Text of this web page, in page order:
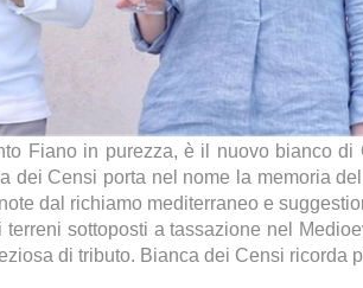
Fiano in purezza, è il nuovo bianco di
dei Censi porta nel nome la memoria
dal richiamo mediterraneo e
terreni sottoposti a tassazione nel
di tributo. Bianca dei Censi